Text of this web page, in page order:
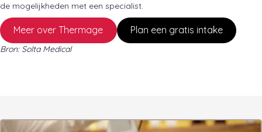
de mogelijkheden met een specialist.
Meer over Thermage Plan een gratis intake
Bron: Solta Medical